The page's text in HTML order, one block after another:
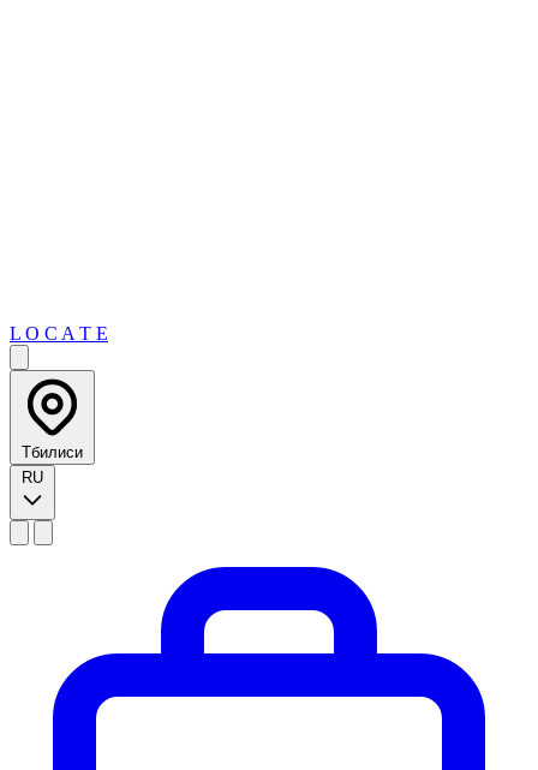
L O C A T E
Тбилиси
RU